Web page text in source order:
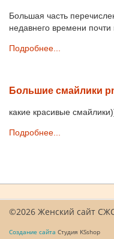
Большая часть
недавнего времени почти
Подробнее...
Большие смайлики
какие красивые
Подробнее...
©2026 Женский сайт
Создание сайта Студия KSshop